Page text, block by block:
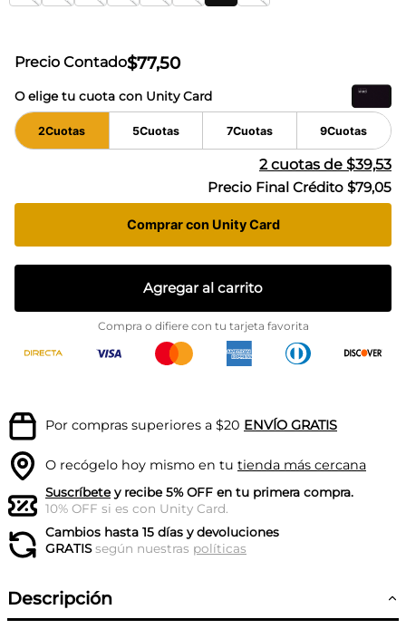
Precio Contado$77,50
O elige tu cuota con Unity Card
2Cuotas 5Cuotas 7Cuotas 9Cuotas
2cuotas de $39,53
Precio Final Crédito $79,05
Comprar con Unity Card
Agregar al carrito
Compra o difiere con tu tarjeta favorita
Por compras superiores a $20 ENVÍO GRATIS
O recógelo hoy mismo en tu tienda más cercana
Suscríbetey recibe 5% OFF en tu primera compra.
10% OFF si es con Unity Card.
Cambios hasta 15 días y devoluciones
GRATISsegún nuestras políticas
Descripción